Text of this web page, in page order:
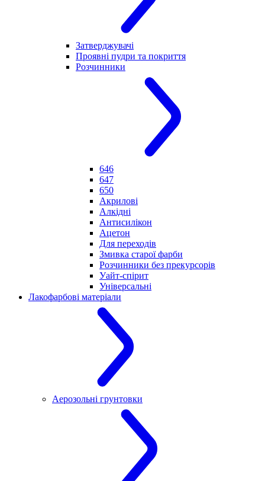
Затверджувачі
Проявні пудри та покриття
Розчинники
646
647
650
Акрилові
Алкідні
Антисилікон
Ацетон
Для переходів
Змивка старої фарби
Розчинники без прекурсорів
Уайт-спірит
Універсальні
Лакофарбові матеріали
Аерозольні грунтовки